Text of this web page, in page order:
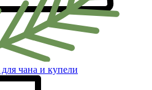
для чана и купели